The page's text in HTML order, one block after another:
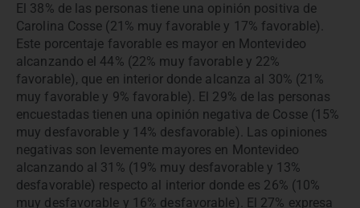
El 38% de las personas tiene una opinión positiva de
Carolina Cosse (21% muy favorable y 17% favorable).
Este porcentaje favorable es mayor en Montevideo
alcanzando el 44% (22% muy favorable y 22%
favorable), que en interior donde alcanza al 30% (21%
muy favorable y 9% favorable). El 29% de las personas
encuestadas tienen una opinión negativa de Cosse (15%
muy desfavorable y 14% desfavorable). Las opiniones
negativas son levemente mayores en Montevideo
alcanzando al 31% (19% muy desfavorable y 13%
desfavorable) respecto al interior donde es 26% (10%
muy desfavorable y 16% desfavorable). El 27% expresa